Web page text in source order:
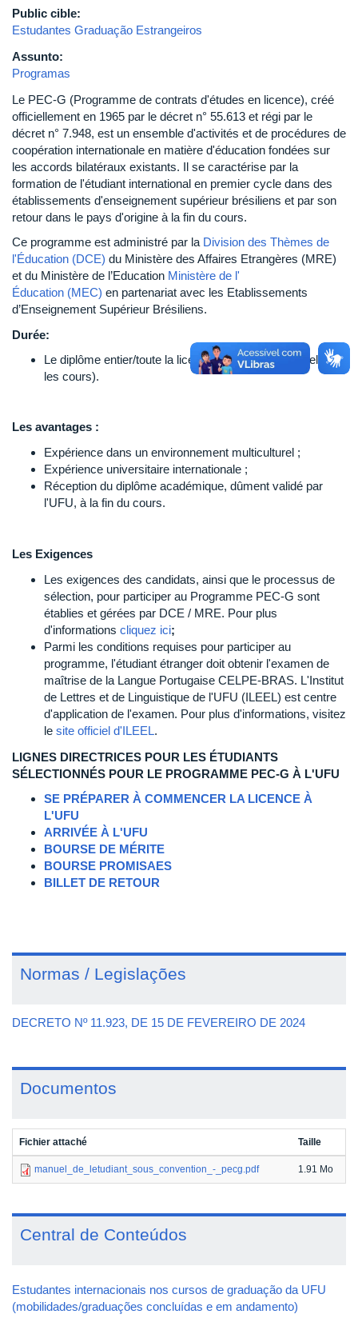
Public cible:
Estudantes Graduação Estrangeiros
Assunto:
Programas
Le PEC-G (Programme de contrats d'études en licence), créé
officiellement en 1965 par le décret n° 55.613 et régi par le
décret n° 7.948, est un ensemble d'activités et de procédures de
coopération internationale en matière d'éducation fondées sur
les accords bilatéraux existants. Il se caractérise par la
formation de l'étudiant international en premier cycle dans des
établissements d'enseignement supérieur brésiliens et par son
retour dans le pays d'origine à la fin du cours.
Ce programme est administré par la Division des Thèmes de
l'Éducation (DCE) du Ministère des Affaires Etrangères (MRE)
et du Ministère de l’Education Ministère de l'
Éducation (MEC) en partenariat avec les Etablissements
d’Enseignement Supérieur Brésiliens.
Durée:
Le diplôme entier/toute la licence (la période varie selon
les cours).
Les avantages :
Expérience dans un environnement multiculturel ;
Expérience universitaire internationale ;
Réception du diplôme académique, dûment validé par
l'UFU, à la fin du cours.
Les Exigences
Les exigences des candidats, ainsi que le processus de
sélection, pour participer au Programme PEC-G sont
établies et gérées par DCE / MRE. Pour plus
d'informations cliquez ici;
Parmi les conditions requises pour participer au
programme, l'étudiant étranger doit obtenir l'examen de
maîtrise de la Langue Portugaise CELPE-BRAS. L'Institut
de Lettres et de Linguistique de l'UFU (ILEEL) est centre
d'application de l'examen. Pour plus d'informations, visitez
le site officiel d'ILEEL.
LIGNES DIRECTRICES POUR LES ÉTUDIANTS
SÉLECTIONNÉS POUR LE PROGRAMME PEC-G À L'UFU
SE PRÉPARER À COMMENCER LA LICENCE À
L'UFU
ARRIVÉE À L'UFU
BOURSE DE MÉRITE
BOURSE PROMISAES
BILLET DE RETOUR
Normas / Legislações
DECRETO Nº 11.923, DE 15 DE FEVEREIRO DE 2024
Documentos
Fichier attaché Taille
manuel_de_letudiant_sous_convention_-_pecg.pdf 1.91 Mo
Central de Conteúdos
Estudantes internacionais nos cursos de graduação da UFU
(mobilidades/graduações concluídas e em andamento)